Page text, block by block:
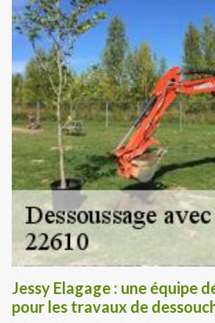
Jessy Elagage : une équipe
pour les travaux de